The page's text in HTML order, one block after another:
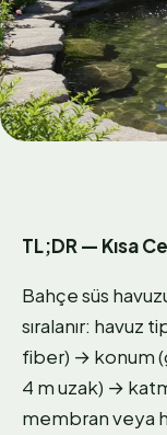
TL;DR — Kısa
Bahçe süs
sıralanır: havuz
fiber) → konum
4 m uzak) →
membran veya